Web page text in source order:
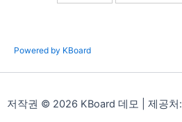
Powered by KBoard
저작권 © 2026 KBoard 데모 | 제공처: